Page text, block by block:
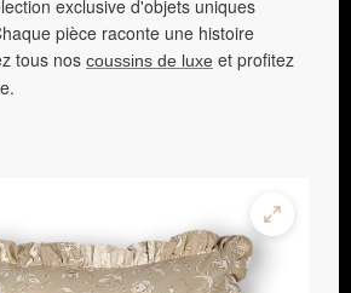
exclusive d'objets uniques
pièce raconte une histoire
tous nos coussins de luxe et profitez